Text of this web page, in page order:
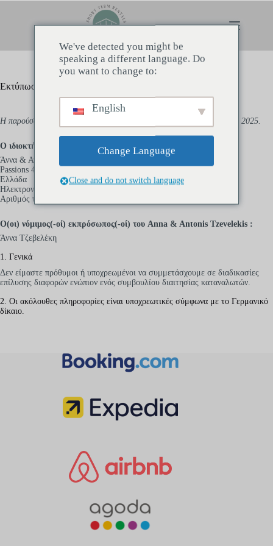
περιεχόμενο
Εκτύπωση
Η παρούσα σφραγίδα (Εκτύπωση) επικαιροποιήθηκε στις 23 Μάρτιος 2025.
Ο ιδιοκτήτης του παρόντος ιστότοπου είναι:
Άννα & Αντώνης Τζεβελέκης
Passions 44, Αθήνα
Ελλάδα
Ηλεκτρονικό ταχυδρομείο:
Αριθμός τηλεφώνου: +306989686963
Ο(οι) νόμιμος(-οί) εκπρόσωπος(-οί) του Anna & Antonis Tzevelekis :
Άννα Τζεβελέκη
1. Γενικά
Δεν είμαστε πρόθυμοι ή υποχρεωμένοι να συμμετάσχουμε σε διαδικασίες
επίλυσης διαφορών ενώπιον ενός συμβουλίου διαιτησίας καταναλωτών.
2. Οι ακόλουθες πληροφορίες είναι υποχρεωτικές σύμφωνα με το Γερμανικό
δίκαιο.
We've detected you might be
speaking a different language. Do
you want to change to:
English
Change Language
Close and do not switch language